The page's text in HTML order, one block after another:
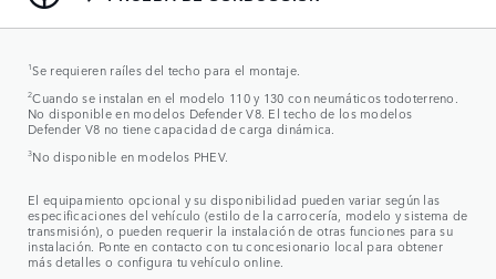
1Se requieren raíles del techo para el montaje.
2Cuando se instalan en el modelo 110 y 130 con neumáticos todoterreno.
No disponible en modelos Defender V8. El techo de los modelos
Defender V8 no tiene capacidad de carga dinámica.
3No disponible en modelos PHEV.
El equipamiento opcional y su disponibilidad pueden variar según las
especificaciones del vehículo (estilo de la carrocería, modelo y sistema de
transmisión), o pueden requerir la instalación de otras funciones para su
instalación. Ponte en contacto con tu concesionario local para obtener
más detalles o configura tu vehículo online.